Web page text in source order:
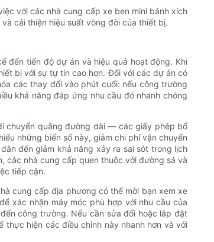
với các nhà cung cấp xe ben mini bánh xích
cải thiện hiệu suất vòng đời của thiết bị.
đến tiến độ dự án và hiệu quả hoạt động. Khi
bị với sự tự tin cao hơn. Đối với các dự án có
các thay đổi vào phút cuối: nếu công trường
khả năng đáp ứng nhu cầu đó nhanh chóng
chuyển quãng đường dài — các giấy phép bổ
những biến số này, giảm chi phí vận chuyển
đến giảm khả năng xảy ra sai sót trong lịch
các nhà cung cấp quen thuộc với đường sá và
tiếp cận.
cung cấp địa phương có thể mời bạn xem xe
xác nhận máy móc phù hợp với nhu cầu của
công trường. Nếu cần sửa đổi hoặc lắp đặt
hiện các điều chỉnh này nhanh hơn và với